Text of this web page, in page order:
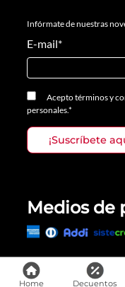
Home Decuentos
Infórmate de nuestras
E-mail*
Aceptotérminos y
personales.*
Medios de
Todos los derechos